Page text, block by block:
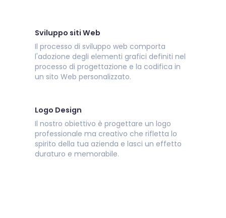
Sviluppo siti Web
Il processo di sviluppo web comporta
l'adozione degli elementi grafici definiti nel
processo di progettazione e la codifica in
un sito Web personalizzato.
Logo Design
Il nostro obiettivo è progettare un logo
professionale ma creativo che rifletta lo
spirito della tua azienda e lasci un effetto
duraturo e memorabile.